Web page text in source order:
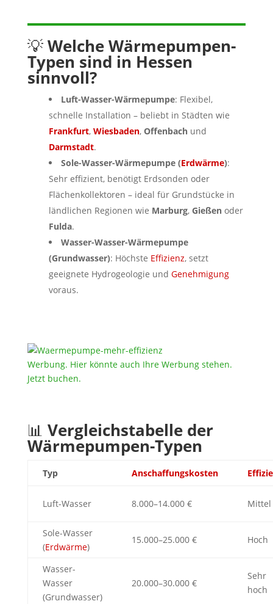
💡Welche Wärmepumpen-
Typen sind in Hessen
sinnvoll?
Luft-Wasser-Wärmepumpe: Flexibel,
schnelle Installation – beliebt in Städten wie
Frankfurt, Wiesbaden, Offenbachund
Darmstadt.
Sole-Wasser-Wärmepumpe (Erdwärme):
Sehr effizient, benötigt Erdsonden oder
Flächenkollektoren – ideal für Grundstücke in
ländlichen Regionen wie Marburg, Gießenoder
Fulda.
Wasser-Wasser-Wärmepumpe
(Grundwasser): Höchste Effizienz, setzt
geeignete Hydrogeologie und Genehmigung
voraus.
Werbung. Hier könnte auch Ihre Werbung stehen.
Jetzt buchen.
📊 Vergleichstabelle der
Wärmepumpen-Typen
Typ Anschaffungskosten
Luft-Wasser 8.000–14.000 € Mittel
Sole-Wasser
(Erdwärme)
15.000–25.000 € Hoch
Wasser-
Wasser
(Grundwasser)
20.000–30.000 €
Sehr
hoch